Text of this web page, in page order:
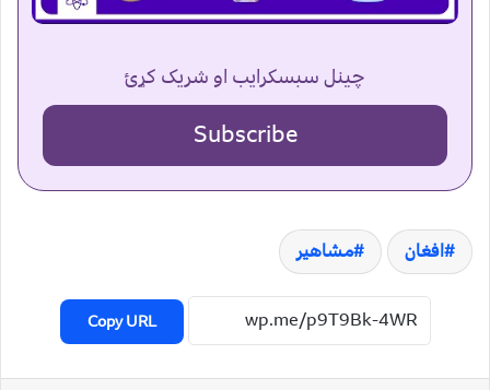
چینل سبسکرایب او شریک کړئ
Subscribe
افغان مشاهیر
Copy URL